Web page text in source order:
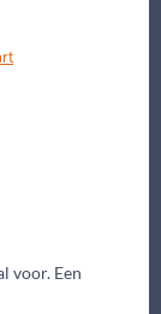
voor. Een